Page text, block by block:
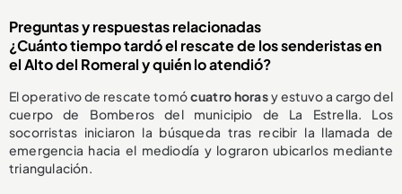
Preguntas y respuestas relacionadas
¿Cuánto tiempo tardó el rescate de los senderistas en
el Alto del Romeral y quién lo atendió?
El operativo de rescate tomócuatro horasy estuvo a cargo del
cuerpo de Bomberos del municipio de La Estrella. Los
socorristas iniciaron la búsqueda tras recibir la llamada de
emergencia hacia el mediodía y lograron ubicarlos mediante
triangulación.